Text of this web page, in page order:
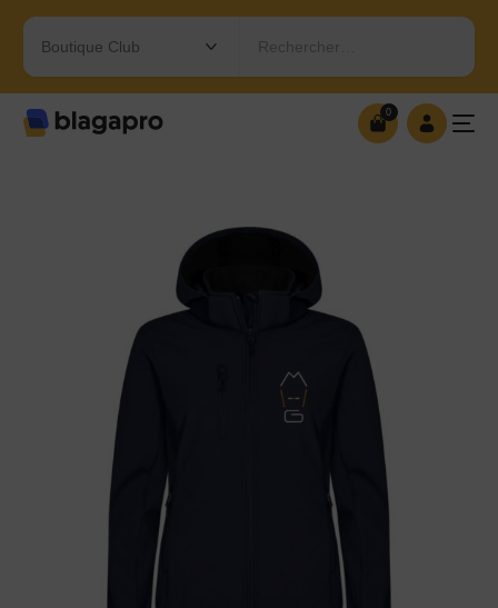
Rechercher…
0